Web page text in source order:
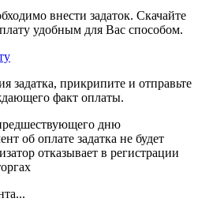
внести задаток. Скачайте
удобным для Вас способом.
задатка, прикрипите и отправьте
факт оплаты.
дню
об оплате задатка не будет
отказывает в регистрации